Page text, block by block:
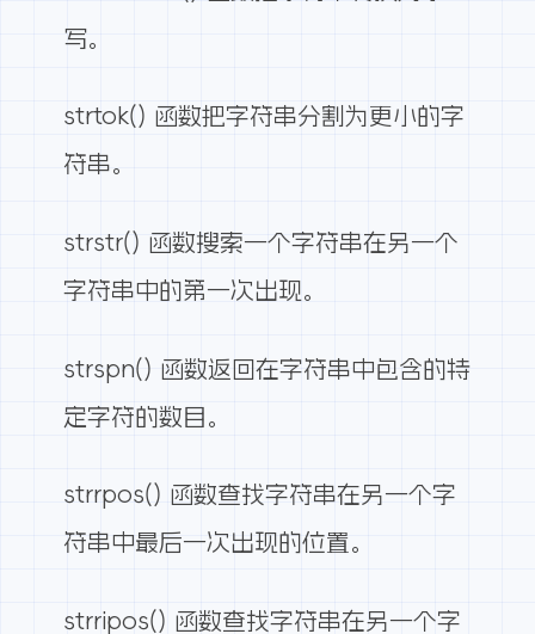
写。
strtok() 函数把字符串分割为更小的字
符串。
strstr() 函数搜索一个字符串在另一个
字符串中的第一次出现。
strspn() 函数返回在字符串中包含的特
定字符的数目。
strrpos() 函数查找字符串在另一个字
符串中最后一次出现的位置。
strripos() 函数查找字符串在另一个字